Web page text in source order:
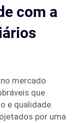
com a
mercado
que
e qualidade.
por uma